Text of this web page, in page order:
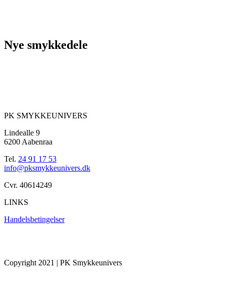
Nye smykkedele
PK SMYKKEUNIVERS
Lindealle 9
6200 Aabenraa
Tel. 24 91 17 53
info@pksmykkeunivers.dk
Cvr. 40614249
LINKS
Handelsbetingelser
Copyright 2021 | PK Smykkeunivers